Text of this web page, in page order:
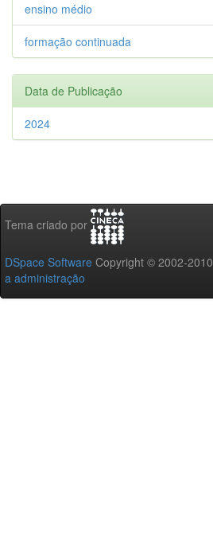
ensino médio
formação continuada
Data de Publicação
2024
Tema criado por
DSpace Software Copyright © 2002-2010
a administração